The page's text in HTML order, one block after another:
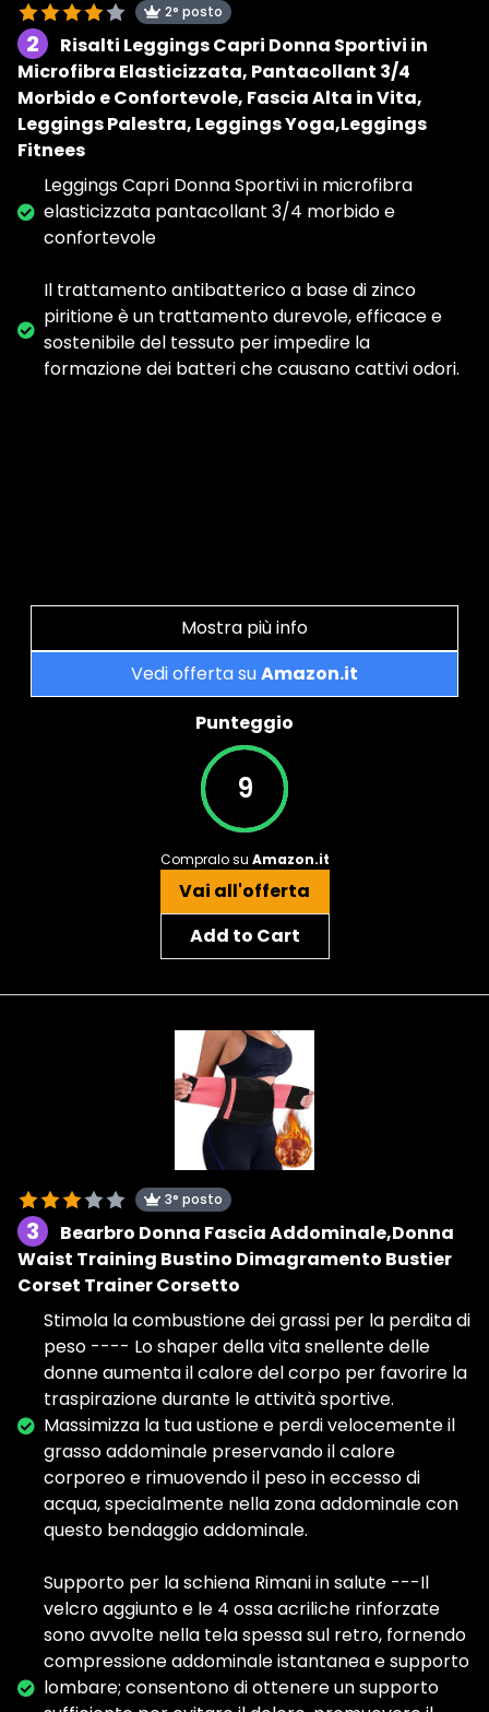
2° posto
2
Risalti Leggings Capri Donna Sportivi in
Microfibra Elasticizzata, Pantacollant 3/4
Morbido e Confortevole, Fascia Alta in Vita,
Leggings Palestra, Leggings Yoga,Leggings
Fitnees
Leggings Capri Donna Sportivi in microfibra
elasticizzata pantacollant 3/4 morbido e
confortevole
Il trattamento antibatterico a base di zinco
piritione è un trattamento durevole, efficace e
sostenibile del tessuto per impedire la
formazione dei batteri che causano cattivi odori.
Mostra più info
Vedi offerta suAmazon.it
Punteggio
9
Compralo su Amazon.it
Vai all'offerta
Add to Cart
3° posto
3
Bearbro Donna Fascia Addominale,Donna
Waist Training Bustino Dimagramento Bustier
Corset Trainer Corsetto
Stimola la combustione dei grassi per la perdita di
peso ---- Lo shaper della vita snellente delle
donne aumenta il calore del corpo per favorire la
traspirazione durante le attività sportive.
Massimizza la tua ustione e perdi velocemente il
grasso addominale preservando il calore
corporeo e rimuovendo il peso in eccesso di
acqua, specialmente nella zona addominale con
questo bendaggio addominale.
Supporto per la schiena Rimani in salute ---Il
velcro aggiunto e le 4 ossa acriliche rinforzate
sono avvolte nella tela spessa sul retro, fornendo
compressione addominale istantanea e supporto
lombare; consentono di ottenere un supporto